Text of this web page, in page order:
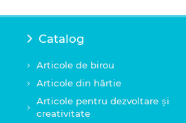
Catalog
Articole de birou
Articole din hârtie
Articole pentru dezvoltare și
creativitate